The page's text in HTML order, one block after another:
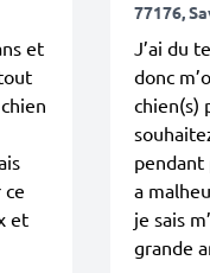
et
ce
et
77176,
J’ai du
donc
chien(s)
pendant
a
je sais
grande